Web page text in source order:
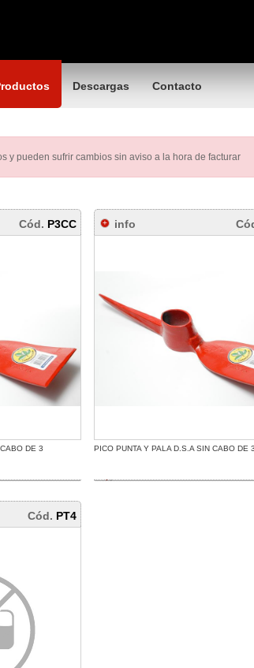
Descargas Contacto
y pueden sufrir cambios sin aviso a la hora de facturar
Cód. P3CC
DE 3
info
PICO PUNTA Y PALA D.S.A SIN CABO DE 3
Cód. PT4